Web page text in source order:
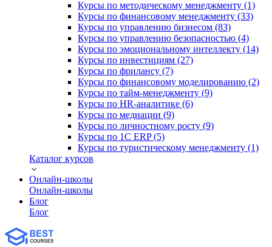
Курсы по методическому менеджменту (1)
Курсы по финансовому менеджменту (33)
Курсы по управлению бизнесом (83)
Курсы по управлению безопасностью (4)
Курсы по эмоциональному интеллекту (14)
Курсы по инвестициям (27)
Курсы по фрилансу (7)
Курсы по финансовому моделированию (2)
Курсы по тайм-менеджменту (9)
Курсы по HR-аналитике (6)
Курсы по медиации (9)
Курсы по личностному росту (9)
Курсы по 1С ERP (5)
Курсы по туристическому менеджменту (1)
Каталог курсов
Онлайн-школы
Онлайн-школы
Блог
Блог